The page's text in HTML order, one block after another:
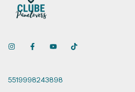
5519998243898